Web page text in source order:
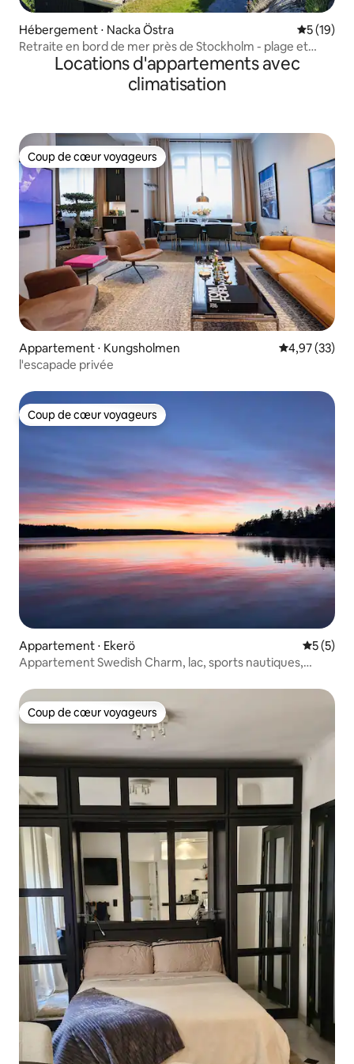
Hébergement ⋅ Nacka Östra
5 (19)
Retraite en bord de mer près de Stockholm - plage et
Locations d'appartements avec
climatisation
Coup de cœur voyageurs
Coup de cœur voyageurs
Appartement ⋅ Kungsholmen Évaluation
4,97 (33)
l'escapade privée
Coup de cœur voyageurs
Coup de cœur voyageurs
Appartement ⋅ Ekerö
5 (5)
Appartement Swedish Charm, lac, sports nautiques,
Coup de cœur voyageurs
Coup de cœur voyageurs